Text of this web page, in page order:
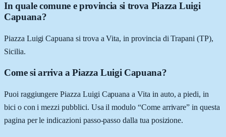
In quale comune e provincia si trova Piazza Luigi
Capuana?
Piazza Luigi Capuana si trova a Vita, in provincia di Trapani (TP),
Sicilia.
Come si arriva a Piazza Luigi Capuana?
Puoi raggiungere Piazza Luigi Capuana a Vita in auto, a piedi, in
bici o con i mezzi pubblici. Usa il modulo “Come arrivare” in questa
pagina per le indicazioni passo-passo dalla tua posizione.